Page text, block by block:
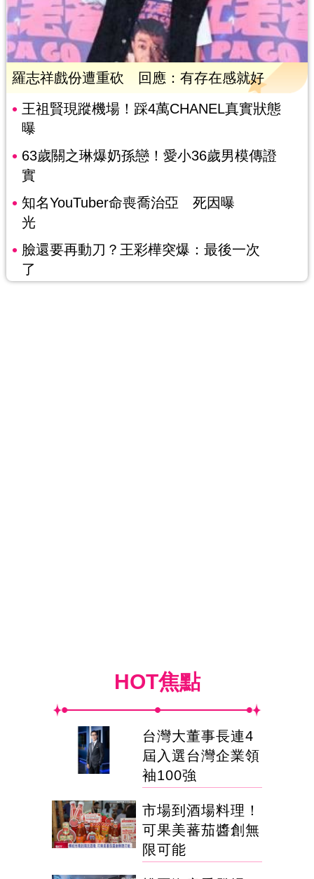
羅志祥戲份遭重砍 回應：有存在感就好
王祖賢現蹤機場！踩4萬CHANEL真實狀態
曝
63歲關之琳爆奶孫戀！愛小36歲男模傳證
實
知名YouTuber命喪喬治亞 死因曝
光
臉還要再動刀？王彩樺突爆：最後一次
了
HOT焦點
台灣大董事長連4
屆入選台灣企業領
袖100強
市場到酒場料理！
可果美蕃茄醬創無
限可能